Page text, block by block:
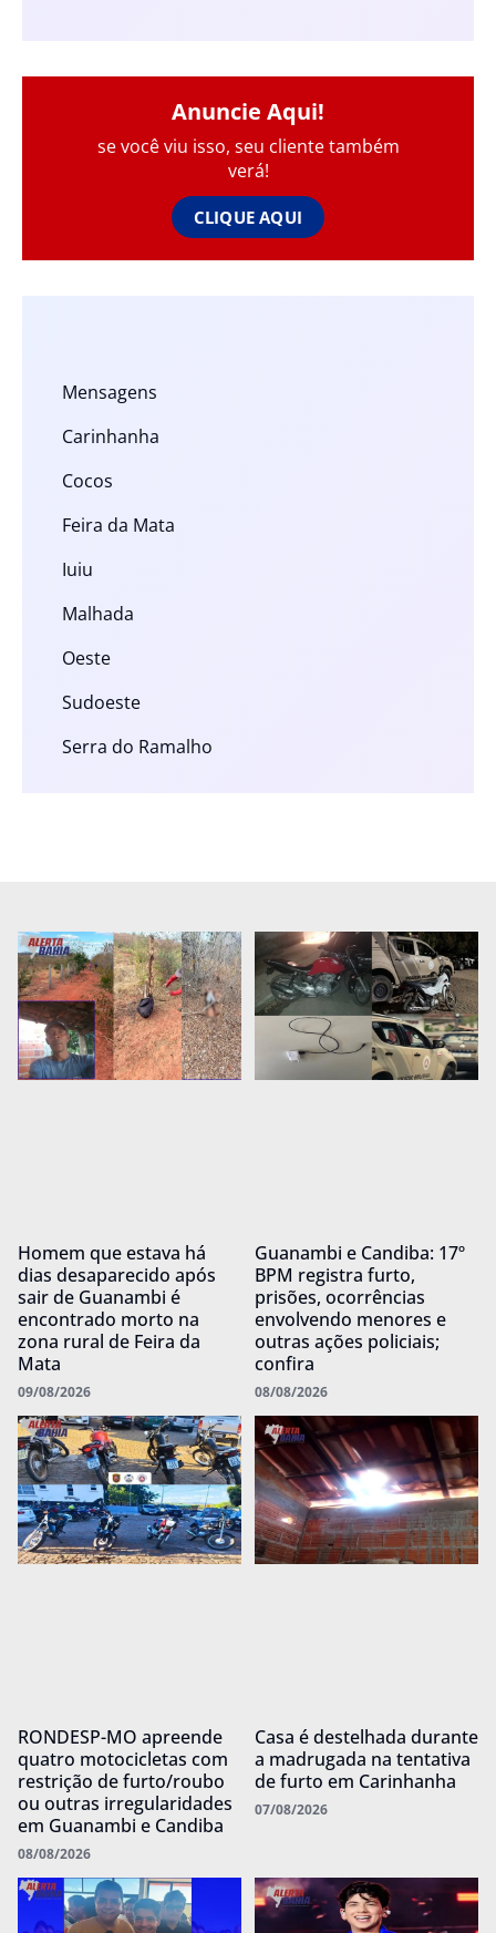
Anuncie Aqui!
se você viu isso, seu cliente também
verá!
CLIQUE AQUI
Mensagens
Carinhanha
Cocos
Feira da Mata
Iuiu
Malhada
Oeste
Sudoeste
Serra do Ramalho
Homem que estava há
dias desaparecido após
sair de Guanambi é
encontrado morto na
zona rural de Feira da
Mata
09/08/2026
Guanambi e Candiba: 17º
BPM registra furto,
prisões, ocorrências
envolvendo menores e
outras ações policiais;
confira
08/08/2026
RONDESP-MO apreende
quatro motocicletas com
restrição de furto/roubo
ou outras irregularidades
em Guanambi e Candiba
08/08/2026
Casa é destelhada durante
a madrugada na tentativa
de furto em Carinhanha
07/08/2026